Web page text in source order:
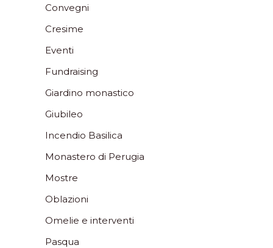
Convegni
Cresime
Eventi
Fundraising
Giardino monastico
Giubileo
Incendio Basilica
Monastero di Perugia
Mostre
Oblazioni
Omelie e interventi
Pasqua